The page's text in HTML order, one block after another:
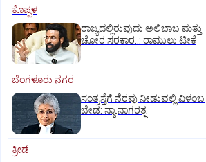
ಕೊಪ್ಪಳ
ರಾಜ್ಯದಲ್ಲಿರುವುದು ಅಲಿಬಾಬ ಮತ್ತು
ಚೋರ ಸರಕಾರ..: ರಾಮುಲು ಟೀಕೆ
ಬೆಂಗಳೂರು ನಗರ
ಸಂತ್ರಸ್ತೆಗೆ ನೆರವು ನೀಡುವಲ್ಲಿ ವಿಳಂಬ
ಬೇಡ: ನ್ಯಾ.ನಾಗರತ್ನ
ಕ್ರೀಡೆ